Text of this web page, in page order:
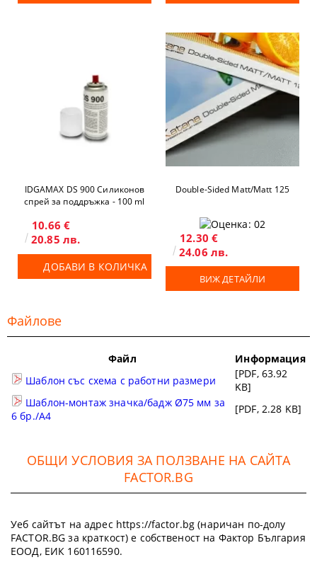
IDGAMAX DS 900 Силиконов
спрей за поддръжка - 100 ml
10.66 €
20.85 лв.
ДОБАВИ В КОЛИЧКА
Double-Sided Matt/Matt 125
12.30 €
24.06 лв.
ВИЖ ДЕТАЙЛИ
Файлове
Файл
Информация
Шаблон със схема с работни размери
[PDF, 63.92
KB]
Шаблон-монтаж значка/бадж Ø75 мм за
6 бр./А4
[PDF, 2.28 KB]
ОБЩИ УСЛОВИЯ ЗА ПОЛЗВАНЕ НА САЙТА
FACTOR.BG
Уеб сайтът на адрес https://factor.bg (наричан по-долу
FACTOR.BG за краткост) е собственост на Фактор България
ЕООД, ЕИК 160116590.